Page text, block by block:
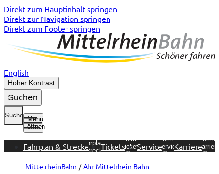
Direkt zum Hauptinhalt springen
Direkt zur Navigation springen
Direkt zum Footer springen
English
Hoher Kontrast
Suchen
Suche
Menü
öffnen
Fahrplan & StreckeFahrplan &
StreckeTickets
Untermenü
Tickets
öffnen
Service
Untermenü
Service
öffnen
KarriereKarriere
öffnen
MittelrheinBahn
Ahr-Mittelrhein-Bahn